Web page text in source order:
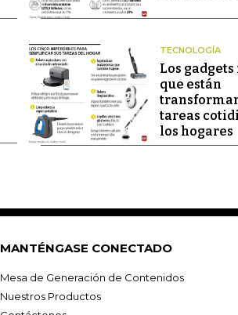
TECNOLOGÍA
Los
que están
tareas
los hogares
MANTÉNGASE CONECTADO
Mesa de Generación de Contenidos
Nuestros Productos